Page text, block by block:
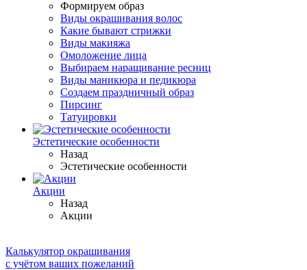
Формируем образ
Виды окрашивания волос
Какие бывают стрижки
Виды макияжа
Омоложение лица
Выбираем наращивание ресниц
Виды маникюра и педикюра
Создаем праздничный образ
Пирсинг
Татуировки
Эстетические особенности
Назад
Эстетические особенности
Акции
Назад
Акции
Калькулятор окрашивания
с учётом ваших пожеланий